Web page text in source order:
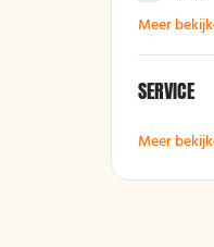
Meer
SERVICE
Meer